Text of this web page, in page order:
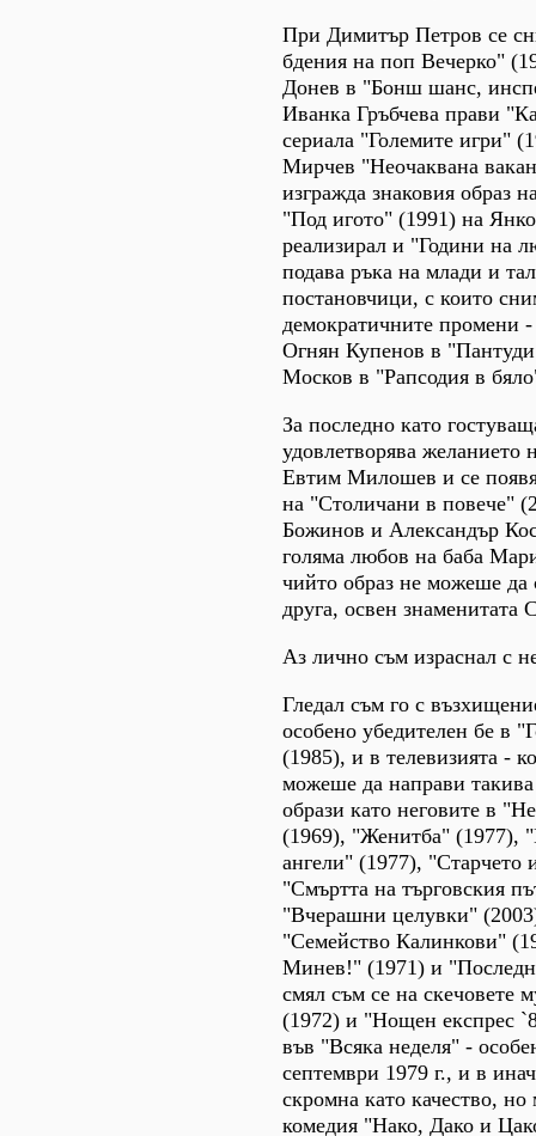
При Димитър Петров се
бдения на поп Вечерко"
Донев в "Бонш шанс,
Иванка Гръбчева прави
сериала "Големите игри"
Мирчев "Неочаквана
изгражда знаковия образ
"Под игото" (1991) на
реализирал и "Години на
подава ръка на млади и
постановчици, с които
демократичните промени
Огнян Купенов в
Москов в "Рапсодия в
За последно като
удовлетворява желанието
Евтим Милошев и се
на "Столичани в повече"
Божинов и Александър
голяма любов на баба
чийто образ не можеше да
друга, освен
Аз лично съм израснал с
Гледал съм го с
особено убедителен бе в
(1985), и в телевизията -
можеше да направи
образи като неговите в
(1969), "Женитба" (1977),
ангели" (1977), "Старчето
"Смъртта на търговския
"Вчерашни целувки"
"Семейство Калинкови"
Минев!" (1971) и
смял съм се на скечовете
(1972) и "Нощен експрес
във "Всяка неделя" -
септември 1979 г., и в
скромна като качество,
комедия "Нако, Дако и